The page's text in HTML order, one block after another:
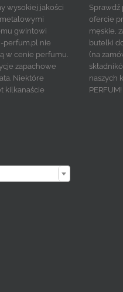
wysokiej jakości
gwintowi
perfum.pl nie
w cenie perfumu.
zapachowe
Niektóre
kilkanaście
Sprawdź
ofercie
męskie,
butelki
(na
naszych
PERFUM!